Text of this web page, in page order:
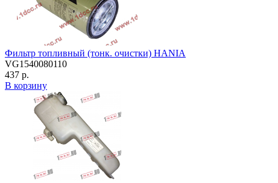
Фильтр топливный (тонк. очистки) HANIA
VG1540080110
437 р.
В корзину